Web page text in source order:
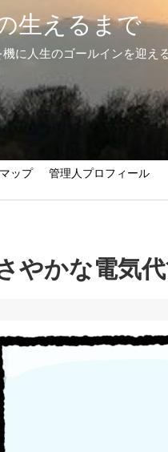
生えるまで
に人生のゴールインを迎
ップ 管理人プロフィール
やかな電気